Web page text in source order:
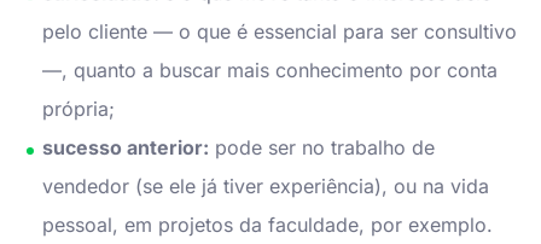
pelo cliente — o que é essencial para ser consultivo
—, quanto a buscar mais conhecimento por conta
própria;
sucesso anterior: pode ser no trabalho de
vendedor (se ele já tiver experiência), ou na vida
pessoal, em projetos da faculdade, por exemplo.